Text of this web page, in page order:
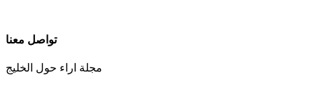
تواصل معنا
مجلة اراء حول الخليج